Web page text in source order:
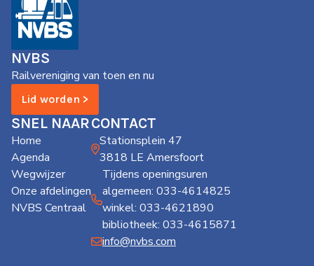
NVBS
Railvereniging van toen en nu
Lid worden >
SNEL NAAR
Home
Agenda
Wegwijzer
Onze afdelingen
NVBS Centraal
CONTACT
Stationsplein 47
3818 LE Amersfoort
Tijdens openingsuren
algemeen: 033-4614825
winkel: 033-4621890
bibliotheek: 033-4615871
info@nvbs.com